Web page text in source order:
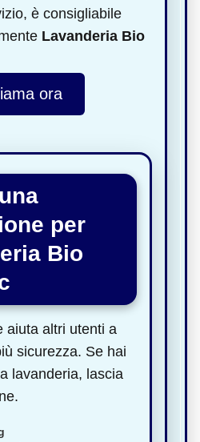
è consigliabile
Lavanderia Bio
ora
per
Bio
aiuta altri utenti a
sicurezza. Se hai
lavanderia, lascia